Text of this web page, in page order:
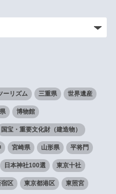
ーリズム 三重県 世界遺産
博物館
国宝・重要文化財（建造物）
宮崎県 山形県 平将門
日本神社100選 東京十社
区 東京都港区 東照宮